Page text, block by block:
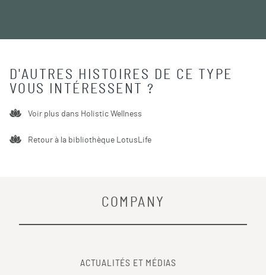
D'AUTRES HISTOIRES DE CE TYPE
VOUS INTÉRESSENT ?
Voir plus dans Holistic Wellness
Retour à la bibliothèque LotusLife
COMPANY
ACTUALITÉS ET MÉDIAS